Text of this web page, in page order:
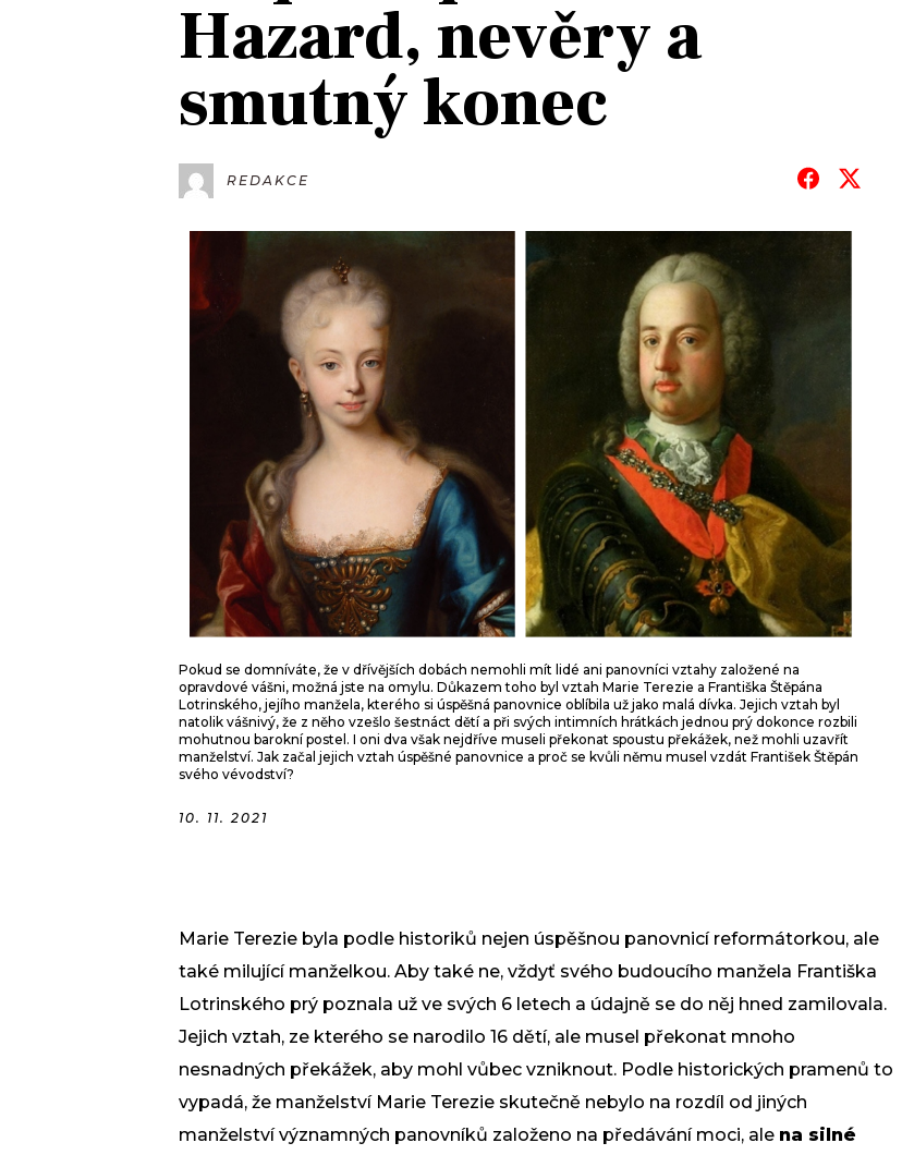
JAK NALADIT
RÁDIO
PROGRAM
Hazard, nevěry a
smutný konec
REDAKCE
Pokud se domníváte, že v dřívějších dobách nemohli mít lidé ani panovníci vztahy založené na
opravdové vášni, možná jste na omylu. Důkazem toho byl vztah Marie Terezie a Františka Štěpána
Lotrinského, jejího manžela, kterého si úspěšná panovnice oblíbila už jako malá dívka. Jejich vztah byl
natolik vášnivý, že z něho vzešlo šestnáct dětí a při svých intimních hrátkách jednou prý dokonce rozbili
mohutnou barokní postel. I oni dva však nejdříve museli překonat spoustu překážek, než mohli uzavřít
manželství. Jak začal jejich vztah úspěšné panovnice a proč se kvůli němu musel vzdát František Štěpán
svého vévodství?
10. 11. 2021
Marie Terezie byla podle historiků nejen úspěšnou panovnicí reformátorkou, ale
také milující manželkou. Aby také ne, vždyť svého budoucího manžela Františka
Lotrinského prý poznala už ve svých 6 letech a údajně se do něj hned zamilovala.
Jejich vztah, ze kterého se narodilo 16 dětí, ale musel překonat mnoho
nesnadných překážek, aby mohl vůbec vzniknout. Podle historických pramenů to
vypadá, že manželství Marie Terezie skutečně nebylo na rozdíl od jiných
manželství významných panovníků založeno na předávání moci, ale na silné